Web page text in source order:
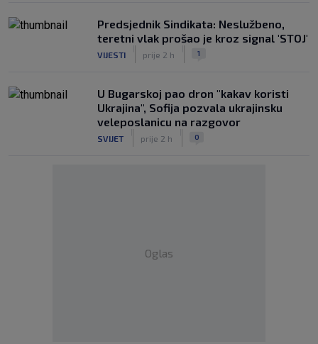
Predsjednik Sindikata: Neslužbeno,
teretni vlak prošao je kroz signal 'STOJ'
VIJESTI prije 2 h 1
U Bugarskoj pao dron "kakav koristi
Ukrajina", Sofija pozvala ukrajinsku
veleposlanicu na razgovor
SVIJET prije 2 h 0
Oglas